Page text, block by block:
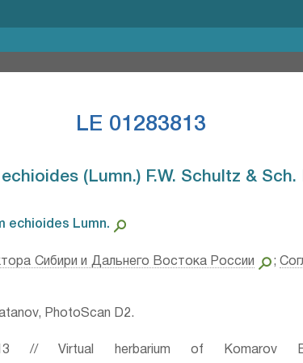
LE 01283813
(Lumn.) F.W. Schultz & Sch.
echioides Lumn.⁣
Сибири и Дальнего Востока России ;
PhotoScan D2.
// Virtual herbarium of Komarov